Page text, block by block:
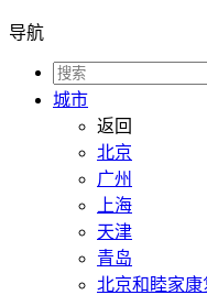
导航
城市
返回
北京
广州
上海
天津
青岛
北京和睦家康